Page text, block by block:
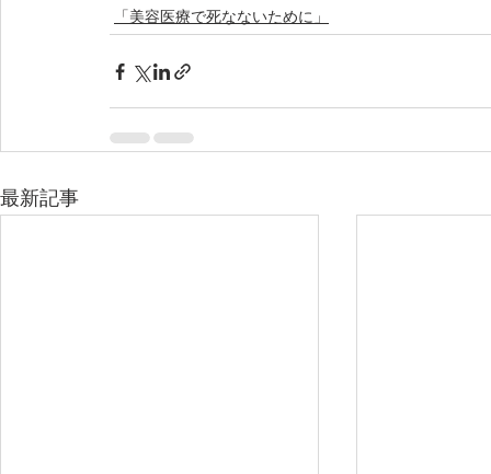
「美容医療で死なないために」
最新記事